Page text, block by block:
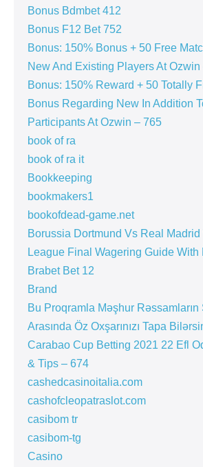
Bonus Bdmbet 412
Bonus F12 Bet 752
Bonus: 150% Bonus + 50 Free
New And Existing Players At Ozwin
Bonus: 150% Reward + 50 Totally
Bonus Regarding New In Addition
Participants At Ozwin – 765
book of ra
book of ra it
Bookkeeping
bookmakers1
bookofdead-game.net
Borussia Dortmund Vs Real
League Final Wagering Guide With
Brabet Bet 12
Brand
Bu Proqramla Məşhur Rəssamların
Arasında Öz Oxşarınızı Tapa
Carabao Cup Betting 2021 22 Efl
& Tips – 674
cashedcasinoitalia.com
cashofcleopatraslot.com
casibom tr
casibom-tg
Casino